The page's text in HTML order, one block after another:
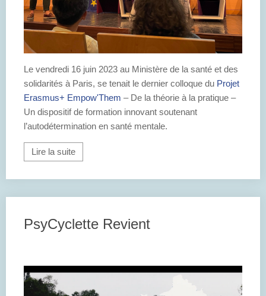
Le vendredi 16 juin 2023 au Ministère de la santé et des
solidarités à Paris, se tenait le dernier colloque du Projet
Erasmus+ Empow'Them – De la théorie à la pratique –
Un dispositif de formation innovant soutenant
l’autodétermination en santé mentale.
Lire la suite
PsyCyclette Revient